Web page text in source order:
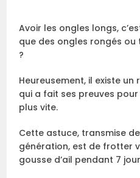
Avoir les ongles longs,
que des ongles rongés
?
Heureusement, il existe
qui a fait ses preuves
plus vite.
Cette astuce, transmise
génération, est de frotter
gousse d’ail pendant 7